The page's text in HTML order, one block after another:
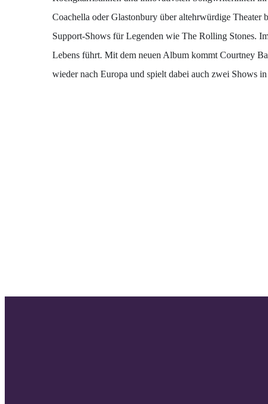
Coachella oder Glastonbury über altehrwürdige Theater
Support-Shows für Legenden wie The Rolling Stones.
Lebens führt. Mit dem neuen Album kommt Courtney
wieder nach Europa und spielt dabei auch zwei Shows